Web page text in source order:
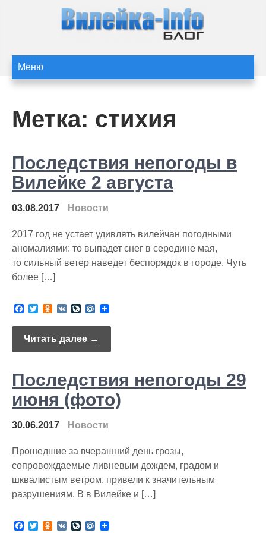
Статьи и новости
сайта Вилейка-Info
Статьи и новости Вилейки
Меню
Метка: стихия
Последствия непогоды в
Вилейке 2 августа
03.08.2017 Новости
2017 год не устает удивлять вилейчан погодными
аномалиями: то выпадет снег в середине мая,
то сильный ветер наведет беспорядок в городе. Чуть
более […]
F
c
e
b
k
T
i
t
t
O
n
o
k
s
s
n
i
i
V
L
v
e
J
r
n
a
l
M
i
l
.
Читать далее →
Последствия непогоды 29
июня (фото)
30.06.2017 Новости
Прошедшие за вчерашний день грозы,
сопровождаемые ливневым дождем, градом и
шквалистым ветром, привели к значительным
разрушениям. В в Вилейке и […]
F
T
O
V
L
M